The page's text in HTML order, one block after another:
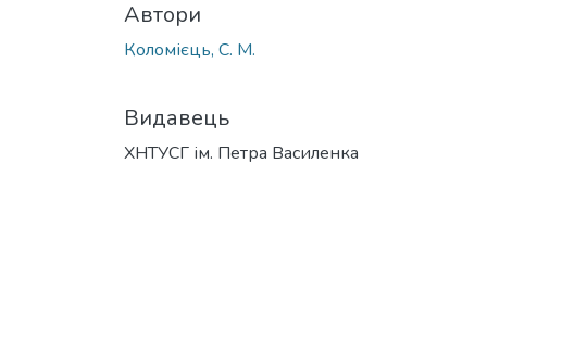
Автори
Коломієць, С. М.
Видавець
ХНТУСГ ім. Петра Василенка